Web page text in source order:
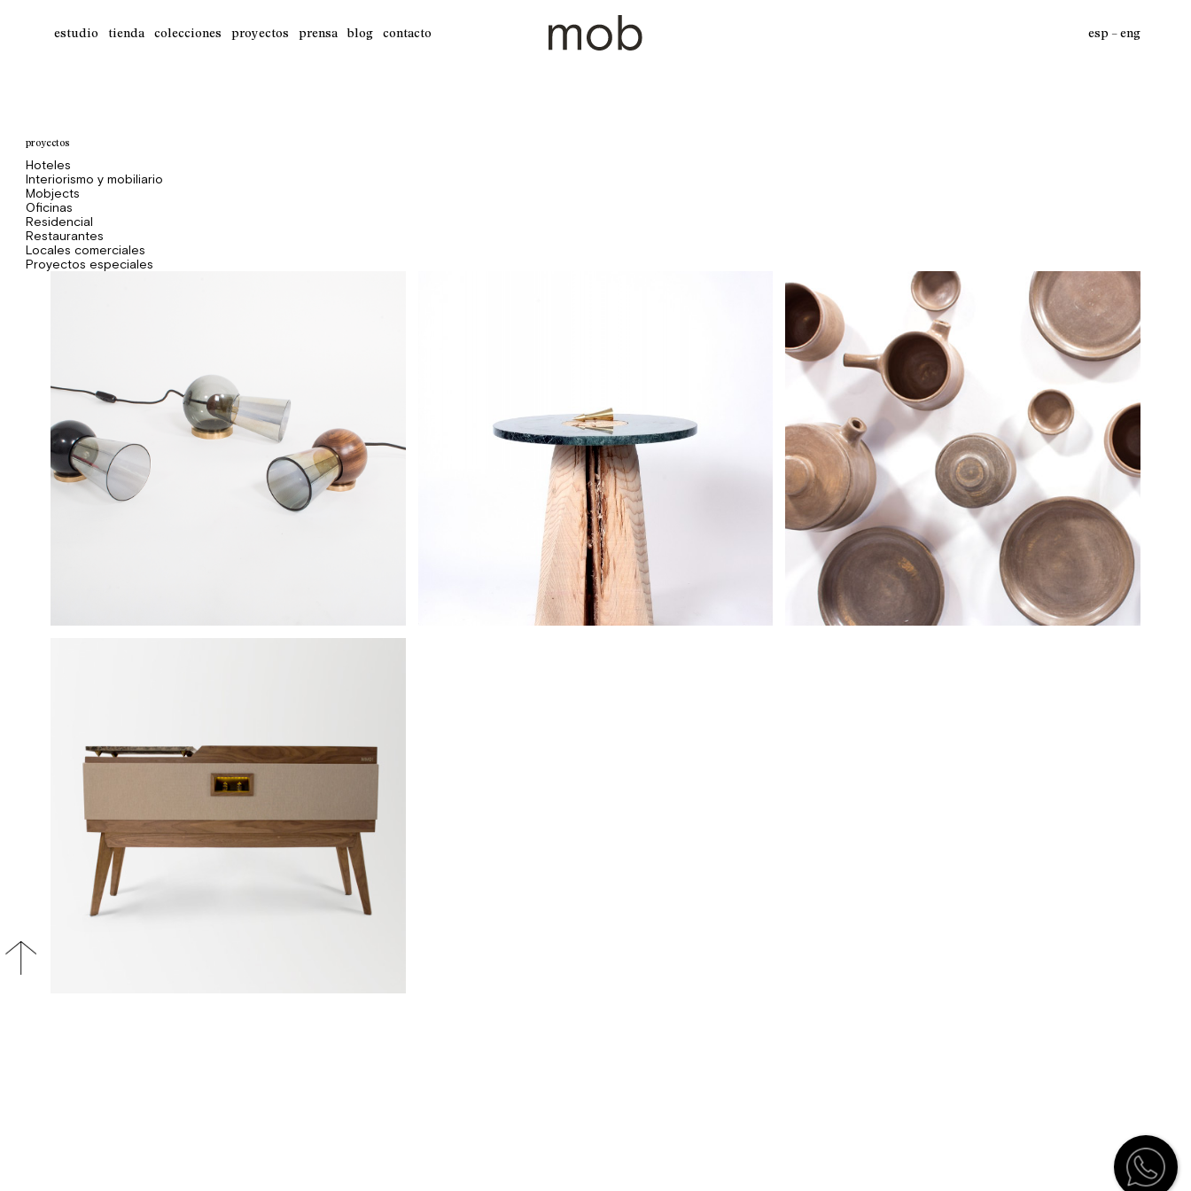
estudio tienda colecciones proyectos prensa blog contacto esp eng
proyectos
Hoteles
Interiorismo y mobiliario
Mobjects
Oficinas
Residencial
Restaurantes
Locales comerciales
Proyectos especiales